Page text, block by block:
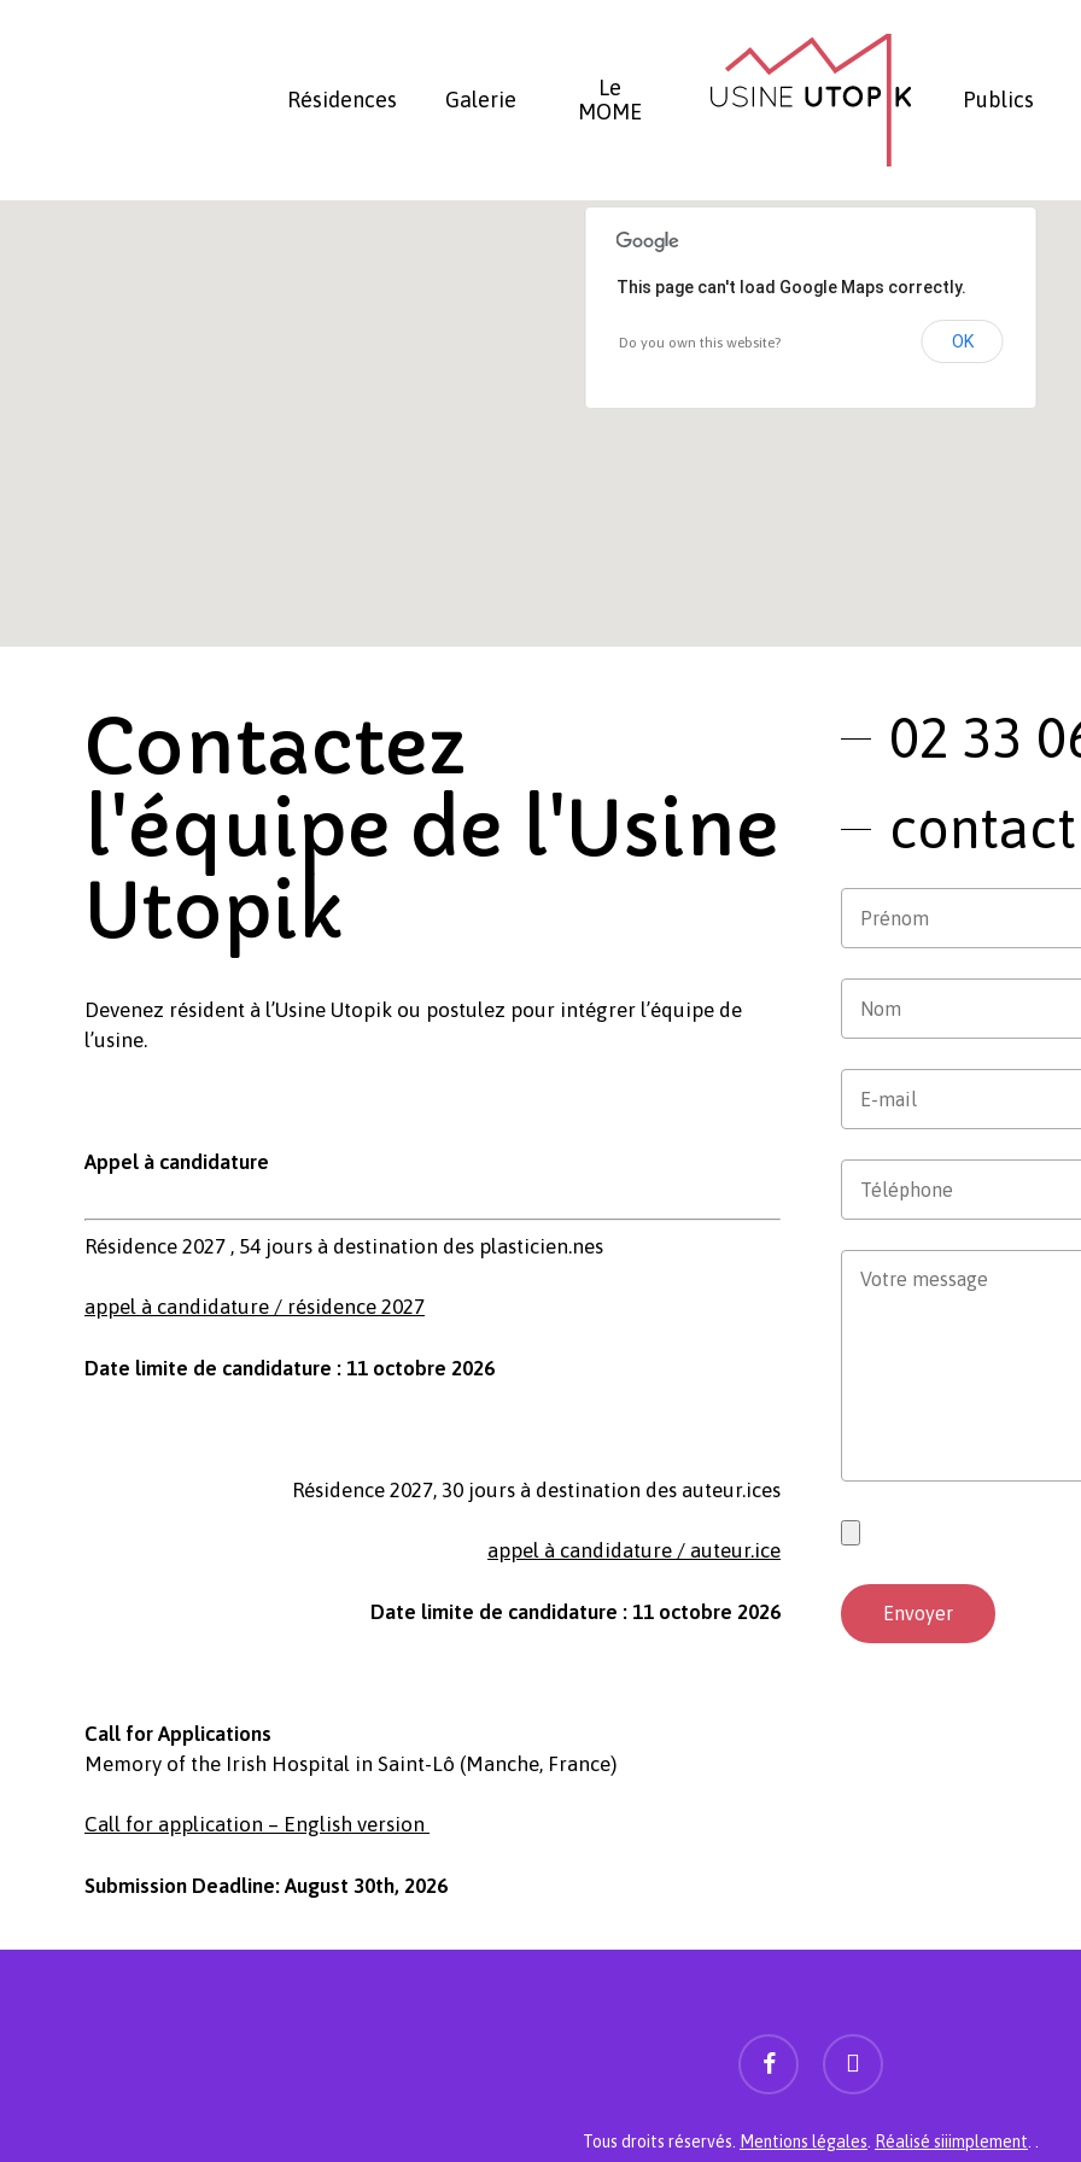
Résidences Galerie
Le
MOME
Publics
This page can't load Google Maps correctly.
Do you own this website? OK
Contactez
l'équipe de l'Usine
Utopik
Devenez résident à l’Usine Utopik ou postulez pour intégrer l’équipe de
l’usine.
Appel à candidature
Résidence 2027 , 54 jours à destination des plasticien.nes
appel à candidature / résidence 2027
Date limite de candidature : 11 octobre 2026
Résidence 2027, 30 jours à destination des auteur.ices
appel à candidature / auteur.ice
Date limite de candidature : 11 octobre 2026
Call for Applications
Memory of the Irish Hospital in Saint-Lô (Manche, France)
Call for application – English version
Submission Deadline: August 30th, 2026
02 33
facebook instagram
Tous droits réservés. Mentions légales Réalisé siiimplement